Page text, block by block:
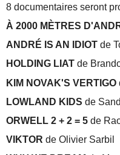
8 documentaires seront
À 2000 MÈTRES
ANDRÉ IS AN IDIOT de
HOLDING LIAT de
KIM NOVAK'S VERTIGO
LOWLAND KIDS de
ORWELL 2 + 2 = 5de
VIKTORde Olivier Sarbil